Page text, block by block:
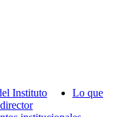
Instituto
Lo que